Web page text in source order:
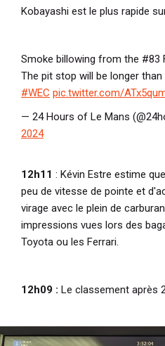
Kobayashi est le plus rapide
Smoke billowing from the #83
The pit stop will be longer than
#WEC pic.twitter.com/
— 24 Hours of Le Mans
2024
12h11 : Kévin Estre estime
peu de vitesse de pointe et
virage avec le plein de
impressions vues lors des
Toyota ou les Ferrari.
12h09 : Le classement après